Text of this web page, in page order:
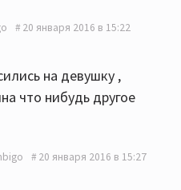
20 января 2016 в 15:22
на девушку ,
что нибудь другое
20 января 2016 в 15:27